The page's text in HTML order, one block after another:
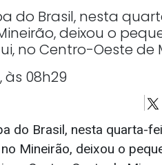
do Brasil, nesta
deixou o
no Centro-Oeste de
às 08h29
do Brasil, nesta quarta-
Mineirão, deixou o